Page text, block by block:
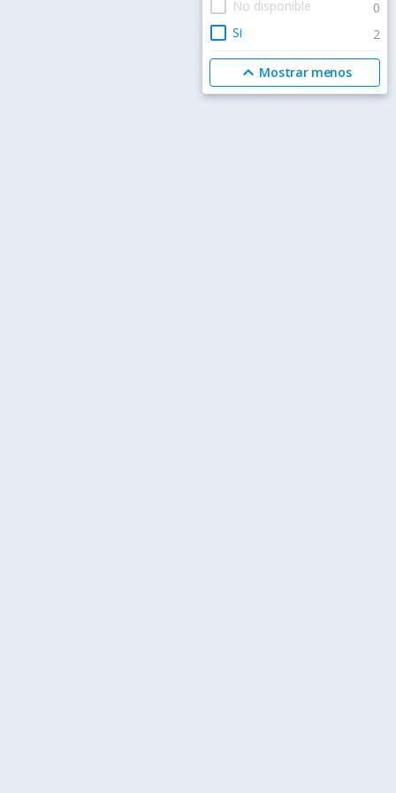
check_box_outline_blank No disponible 0
check_box_outline_blank Si 2
expand_less Mostrar menos